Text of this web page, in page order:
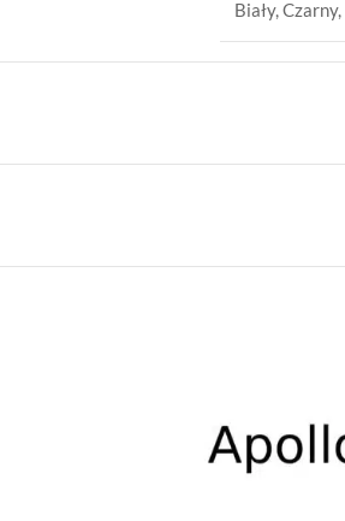
Biały,Czarny,